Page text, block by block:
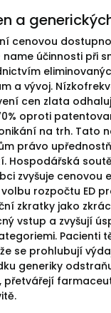
a
cenovou
účinnosti při
a vývoj.
cen zlata
oproti
na trh. Tato
právo
Hospodářská
zvyšuje cenovou
rozpočtu ED
zkratky jako
vstup a zvyšují
Pacienti
se prohlubují
generiky
přetvářejí